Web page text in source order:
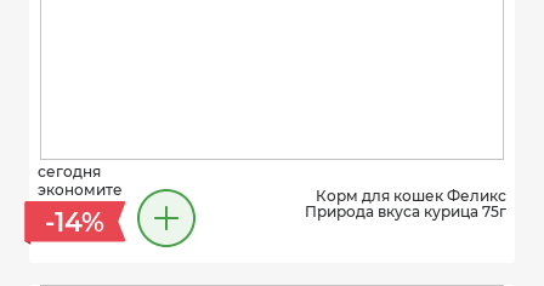
сегодня
экономите
-14%
Корм для кошек Феликс
Природа вкуса курица 75г